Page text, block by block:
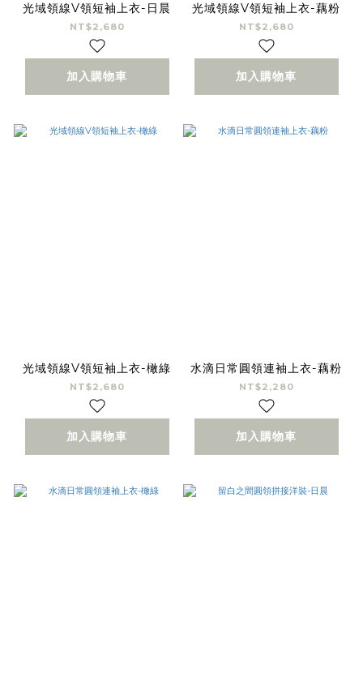
光域領線V領短袖上衣-日晨
NT$2,680
加入購物車
光域領線V領短袖上衣-藕粉
NT$2,680
加入購物車
光域領線V領短袖上衣-橄綠
NT$2,680
加入購物車
水滴日常圓領連袖上衣-藕粉
NT$2,280
加入購物車